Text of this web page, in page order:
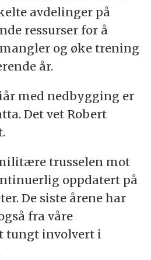
avdelinger på
ressurser for å
og øke trening
år.
med nedbygging er
Det vet Robert
trusselen mot
oppdatert på
De siste årene har
fra våre
tungt involvert i